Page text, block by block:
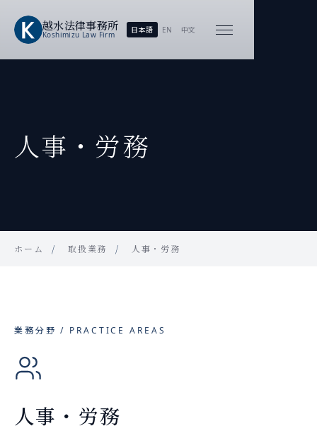
越水法律事務所
Koshimizu Law Firm
日本語 EN 中文
人事・労務
ホーム 取扱業務 人事・労務
業務分野 / PRACTICE AREAS
人事・労務